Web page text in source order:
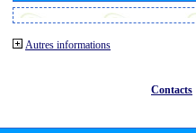
Autres informations
Contacts